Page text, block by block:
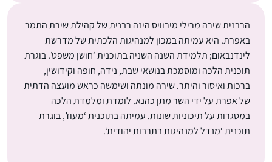
הרבנית שירה מרילי מירוויס הינה רבנית של קהילת שירת התמר
באפרת. היא עמיתה במכון למנהיגות הלכתית של מדרשת
לינדנבאום; תלמידת השנה השניה בתוכנית ‘חושן משפט’. בוגרת
תוכנית הלכה ומוסמכת בנושאי שבת, נידה, חופה וקידושין,
ברכות ואיסור והיתר. שירה מונתה ושימשה כראש מועצה הדתית
של אפרת על ידי השר מתן כהנא. לומדת ומלמדת הלכה
במסגרות על תיכוניות שונות. עמיתה בתוכנית ‘מעוז’, בוגרת
תוכנית ‘מנדל למנהיגות בתרבות יהודית’.